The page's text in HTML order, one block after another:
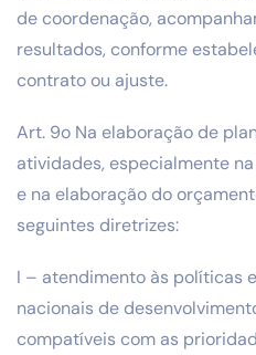
de coordenação,
resultados, conforme
contrato ou ajuste.
Art. 9o Na elaboração de
atividades, especialmente
e na elaboração do
seguintes diretrizes:
I – atendimento às políticas
nacionais de
compatíveis com as